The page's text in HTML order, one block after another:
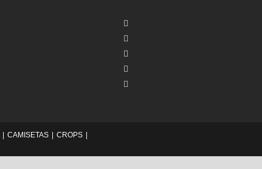
CAMISETAS
CROPS